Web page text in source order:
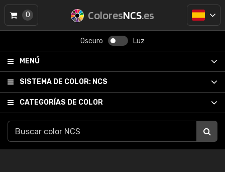
ColoresNCS.es
Oscuro Luz
MENÚ
SISTEMA DE COLOR: NCS
CATEGORÍAS DE COLOR
0